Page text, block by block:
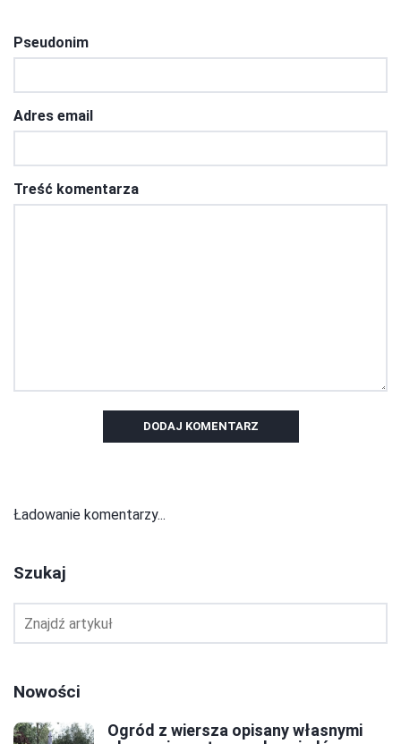
Pseudonim
Adres email
Treść komentarza
DODAJ KOMENTARZ
Ładowanie komentarzy...
Szukaj
Nowości
Ogród z wiersza opisany własnymi